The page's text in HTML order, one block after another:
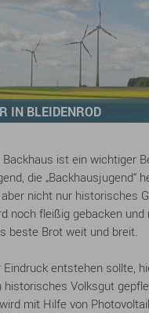
IN BLEIDENROD
ist ein wichtiger
die „Backhausjugend“
nicht nur historisches
noch fleißig gebacken
beste Brot weit und breit.
Eindruck entstehen sollte,
historisches Volksgut
mit Hilfe von